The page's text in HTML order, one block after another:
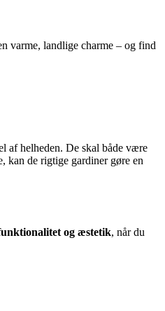
varme, landlige charme – og find
af helheden. De skal både være
kan de rigtige gardiner gøre en
og æstetik, når du